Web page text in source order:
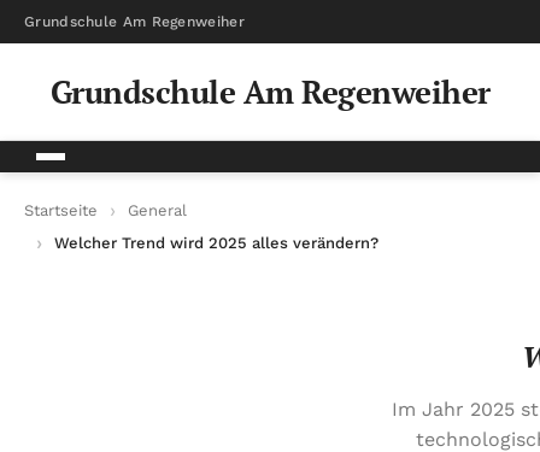
Grundschule Am Regenweiher
Grundschule Am Regenweiher
Startseite
General
Welcher Trend wird 2025 alles verändern?
Im Jahr 2025